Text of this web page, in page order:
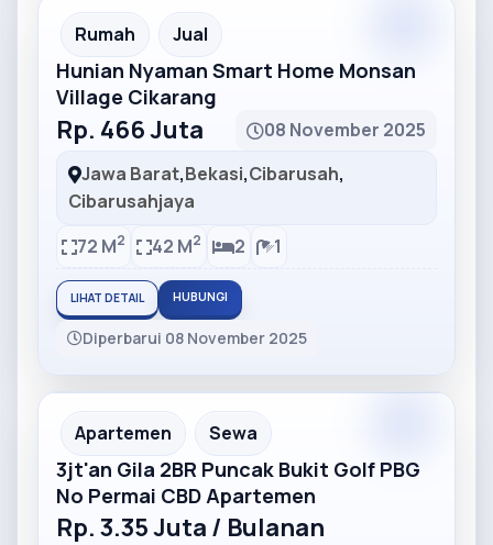
Partner Ad
Rumah Jual
Hunian Nyaman Smart Home Monsan
Village Cikarang
Rp. 466 Juta
08 November 2025
Jawa Barat,Bekasi,Cibarusah,
Cibarusahjaya
72 M2 42 M2 2 1
LIHAT DETAIL HUBUNGI
Diperbarui 08 November 2025
Partner Ad
Apartemen Sewa
3jt'an Gila 2BR Puncak Bukit Golf PBG
No Permai CBD Apartemen
Rp. 3.35 Juta / Bulanan